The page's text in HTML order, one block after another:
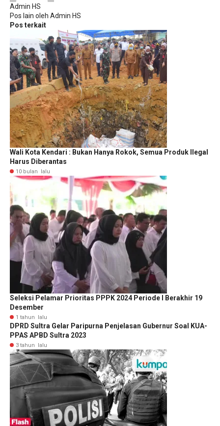
Admin HS
Pos lain oleh Admin HS
Pos terkait
Wali Kota Kendari : Bukan Hanya Rokok, Semua Produk Ilegal
Harus Diberantas
10 bulan lalu
Seleksi Pelamar Prioritas PPPK 2024 Periode I Berakhir 19
Desember
1 tahun lalu
DPRD Sultra Gelar Paripurna Penjelasan Gubernur Soal KUA-
PPAS APBD Sultra 2023
3 tahun lalu